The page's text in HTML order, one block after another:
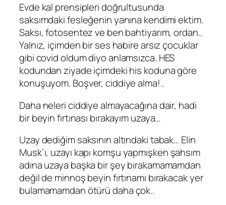
Evde kal prensipleri doğrultusunda
saksımdaki fesleğenin yanına kendimi ektim.
Saksı, fotosentez ve ben bahtiyarım, ordan..
Yalnız, içimden bir ses habire arsız çocuklar
gibicovid oldumdiyo anlamsızca. HES
kodundan ziyade içimdeki his koduna göre
konuşuyom. Boşver, ciddiye alma!..
Daha neleri ciddiye almayacağına dair, hadi
bir beyin fırtınası bırakayım uzaya…
Uzay dediğim saksının altındaki tabak… Elin
Musk’ı, uzayı kapı komşu yapmışken şahsım
adına uzaya başka bir şey bırakamamamdan
değil de minnoş beyin fırtınamı bırakacak yer
bulamamamdan ötürü daha çok..